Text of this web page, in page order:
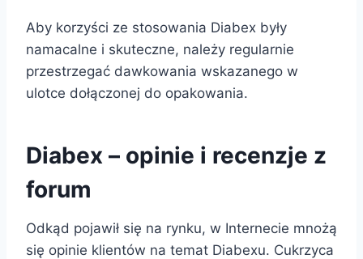
Aby korzyści ze stosowania Diabex były
namacalne i skuteczne, należy regularnie
przestrzegać dawkowania wskazanego w
ulotce dołączonej do opakowania.
Diabex – opinie i recenzje z
forum
Odkąd pojawił się na rynku, w Internecie mnożą
się opinie klientów na temat Diabexu. Cukrzyca